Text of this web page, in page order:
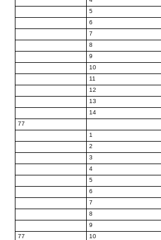
5
6
7
8
9
10
11
12
13
14
77
1
2
3
4
5
6
7
8
9
77
10